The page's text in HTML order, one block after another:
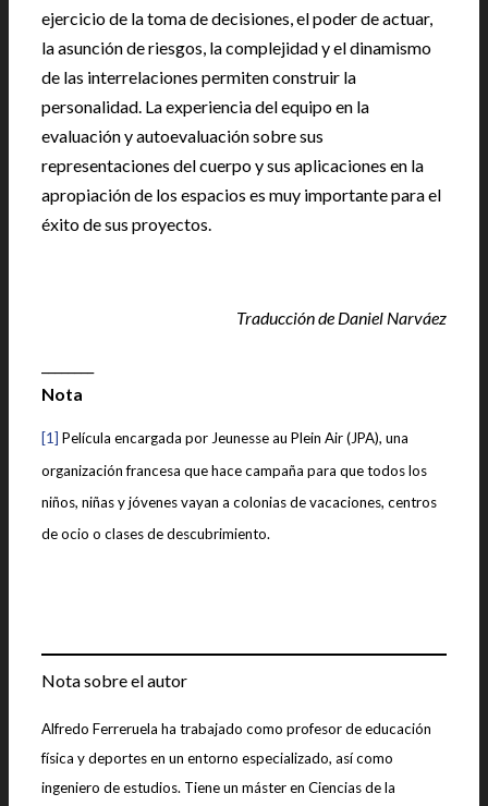
ejercicio de la toma de decisiones, el poder de actuar,
la asunción de riesgos, la complejidad y el dinamismo
de las interrelaciones permiten construir la
personalidad. La experiencia del equipo en la
evaluación y autoevaluación sobre sus
representaciones del cuerpo y sus aplicaciones en la
apropiación de los espacios es muy importante para el
éxito de sus proyectos.
Traducción de Daniel Narváez
Nota
[1] Película encargada por Jeunesse au Plein Air (JPA), una
organización francesa que hace campaña para que todos los
niños, niñas y jóvenes vayan a colonias de vacaciones, centros
de ocio o clases de descubrimiento.
Nota sobre el autor
Alfredo Ferreruela ha trabajado como profesor de educación
física y deportes en un entorno especializado, así como
ingeniero de estudios. Tiene un máster en Ciencias de la